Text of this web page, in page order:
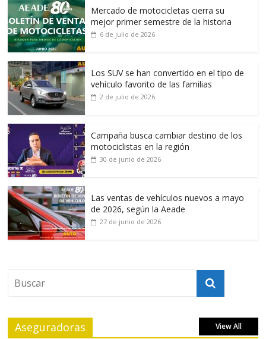
Mercado de motocicletas cierra su
mejor primer semestre de la historia
6 de julio de 2026
Los SUV se han convertido en el tipo de
vehículo favorito de las familias
2 de julio de 2026
Campaña busca cambiar destino de los
motociclistas en la región
30 de junio de 2026
Las ventas de vehículos nuevos a mayo
de 2026, según la Aeade
27 de junio de 2026
Aseguradoras View All